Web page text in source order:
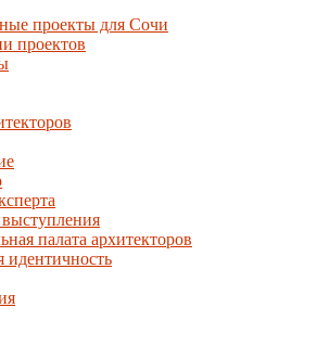
проекты для Сочи
проектов
палата архитекторов
идентичность